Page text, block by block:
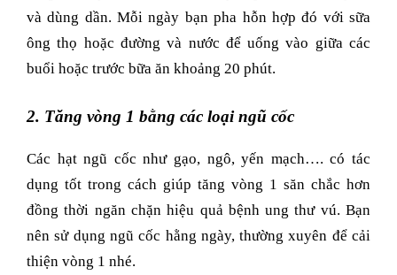
và dùng dần. Mỗi ngày bạn pha hỗn hợp đó với sữa
ông thọ hoặc đường và nước để uống vào giữa các
buổi hoặc trước bữa ăn khoảng 20 phút.
2. Tăng vòng 1 bằng các loại ngũ cốc
Các hạt ngũ cốc như gạo, ngô, yến mạch…. có tác
dụng tốt trong cách giúp tăng vòng 1 săn chắc hơn
đồng thời ngăn chặn hiệu quả bệnh ung thư vú. Bạn
nên sử dụng ngũ cốc hằng ngày, thường xuyên để cải
thiện vòng 1 nhé.